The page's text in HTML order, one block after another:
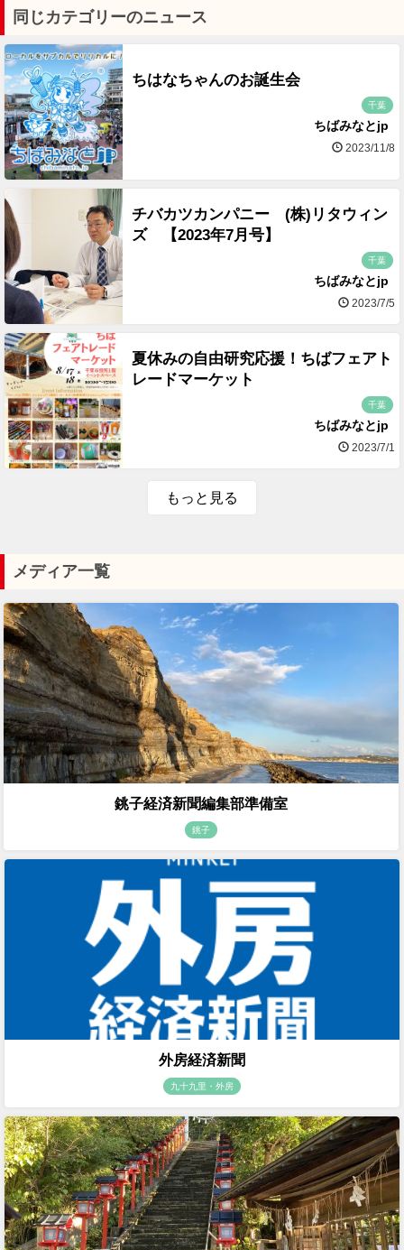
同じカテゴリーのニュース
ちはなちゃんのお誕生会
千葉
ちばみなとjp
2023/11/8
チバカツカンパニー (株)リタウィン
ズ 【2023年7月号】
千葉
ちばみなとjp
2023/7/5
夏休みの自由研究応援！ちばフェアト
レードマーケット
千葉
ちばみなとjp
2023/7/1
もっと見る
メディア一覧
銚子経済新聞編集部準備室
銚子
外房経済新聞
九十九里・外房